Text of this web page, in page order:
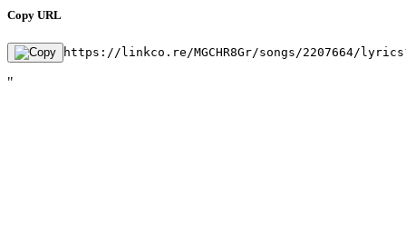
Copy URL
https://linkco.re/MGCHR8Gr/songs/2207664/
"